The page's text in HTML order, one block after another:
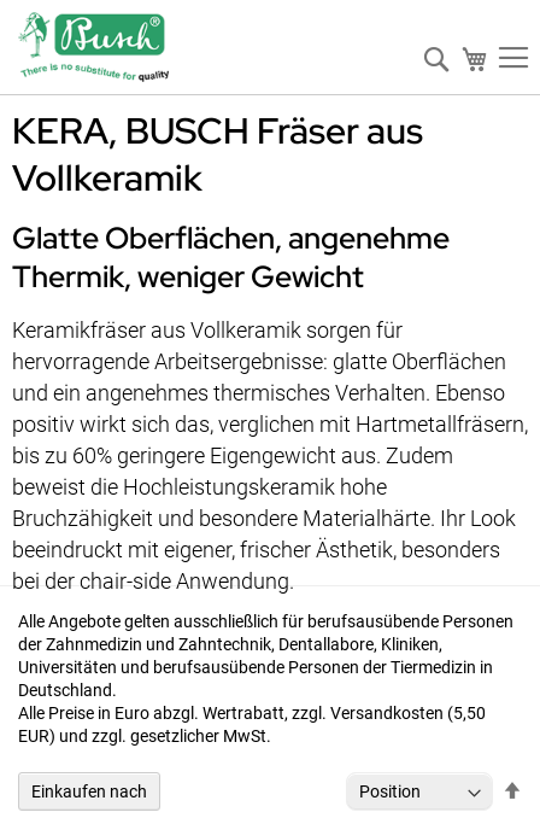
Mein
Suche
KERA, BUSCH Fräser aus
Vollkeramik
Glatte Oberflächen, angenehme
Thermik, weniger Gewicht
Keramikfräser aus Vollkeramik sorgen für
hervorragende Arbeitsergebnisse: glatte Oberflächen
und ein angenehmes thermisches Verhalten. Ebenso
positiv wirkt sich das, verglichen mit Hartmetallfräsern,
bis zu 60% geringere Eigengewicht aus. Zudem
beweist die Hochleistungskeramik hohe
Bruchzähigkeit und besondere Materialhärte. Ihr Look
beeindruckt mit eigener, frischer Ästhetik, besonders
bei der chair-side Anwendung.
Alle Angebote gelten ausschließlich für berufsausübende Personen
der Zahnmedizin und Zahntechnik, Dentallabore, Kliniken,
Universitäten und berufsausübende Personen der Tiermedizin in
Deutschland.
Alle Preise in Euro abzgl. Wertrabatt, zzgl. Versandkosten (5,50
EUR) und zzgl. gesetzlicher MwSt.
Einkaufen nach